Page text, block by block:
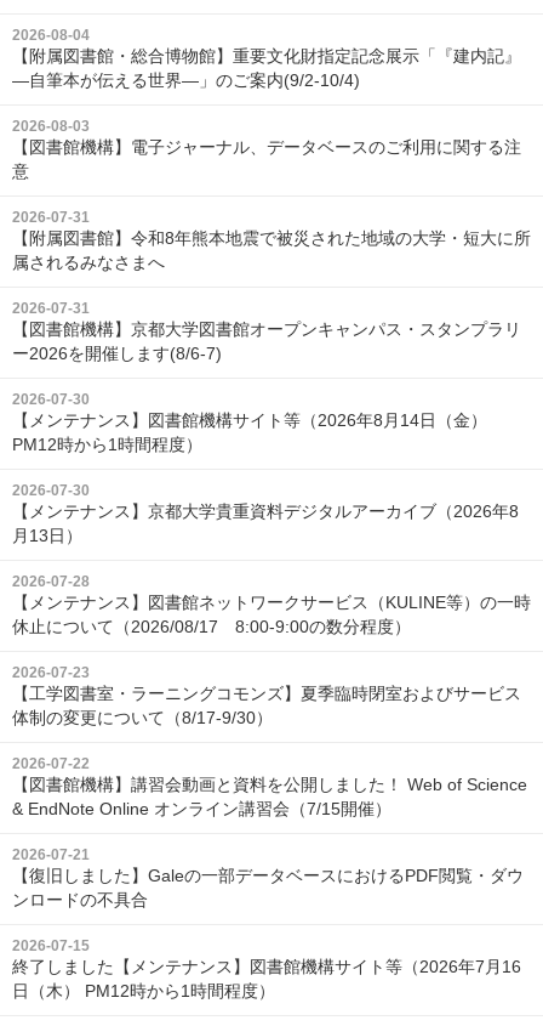
2026-08-04
【附属図書館・総合博物館】重要文化財指定記念展示「『建内記』
―自筆本が伝える世界―」のご案内(9/2-10/4)
2026-08-03
【図書館機構】電子ジャーナル、データベースのご利用に関する注
意
2026-07-31
【附属図書館】令和8年熊本地震で被災された地域の大学・短大に所
属されるみなさまへ
2026-07-31
【図書館機構】京都大学図書館オープンキャンパス・スタンプラリ
ー2026を開催します(8/6-7)
2026-07-30
【メンテナンス】図書館機構サイト等（2026年8月14日（金）
PM12時から1時間程度）
2026-07-30
【メンテナンス】京都大学貴重資料デジタルアーカイブ（2026年8
月13日）
2026-07-28
【メンテナンス】図書館ネットワークサービス（KULINE等）の一時
休止について（2026/08/17 8:00-9:00の数分程度）
2026-07-23
【工学図書室・ラーニングコモンズ】夏季臨時閉室およびサービス
体制の変更について（8/17-9/30）
2026-07-22
【図書館機構】講習会動画と資料を公開しました！ Web of Science
& EndNote Online オンライン講習会（7/15開催）
2026-07-21
【復旧しました】Galeの一部データベースにおけるPDF閲覧・ダウ
ンロードの不具合
2026-07-15
終了しました【メンテナンス】図書館機構サイト等（2026年7月16
日（木） PM12時から1時間程度）